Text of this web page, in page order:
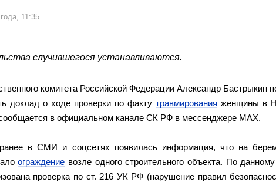
11:35
случившегося устанавливаются.
комитета Российской Федерации Александр Бастрыкин
доклад о ходе проверки по факту травмирования женщины в
в официальном канале СК РФ в мессенджере МАХ.
в СМИ и соцсетях появилась информация, что на
ограждение возле одного строительного объекта. По
проверка по ст. 216 УК РФ (нарушение правил